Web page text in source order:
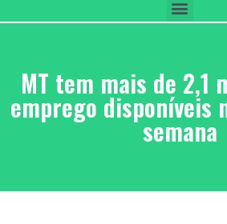
MT tem mais de 2,1
emprego disponíveis
semana